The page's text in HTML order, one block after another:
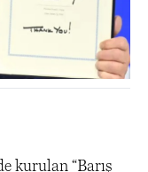
kurulan “Barış